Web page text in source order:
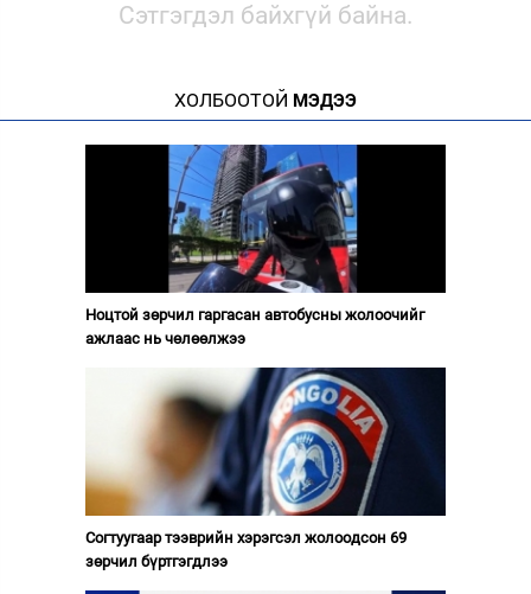
Сэтгэгдэл байхгүй байна.
ХОЛБООТОЙ МЭДЭЭ
Ноцтой зөрчил гаргасан автобусны жолоочийг
ажлаас нь чөлөөлжээ
Согтуугаар тээврийн хэрэгсэл жолоодсон 69
зөрчил бүртгэгдлээ